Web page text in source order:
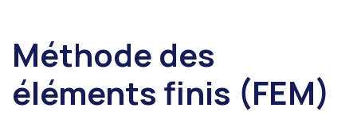
Méthode des
éléments finis (FEM)